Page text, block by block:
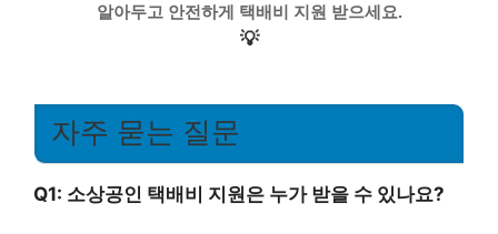
알아두고 안전하게 택배비 지원 받으세요.
💡
자주 묻는 질문
Q1: 소상공인 택배비 지원은 누가 받을 수 있나요?